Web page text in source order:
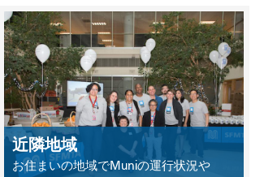
近隣地域
お住まいの地域でMuniの運行状況や